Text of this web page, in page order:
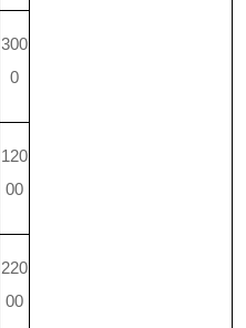
300
0
120
00
220
00